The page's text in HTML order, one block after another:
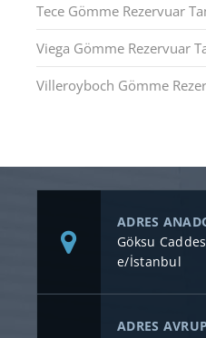
Tece Gömme Rezervuar
Viega Gömme Rezervuar
Villeroyboch Gömme
ADRES
Göksu
e/İstanbul
ADRES